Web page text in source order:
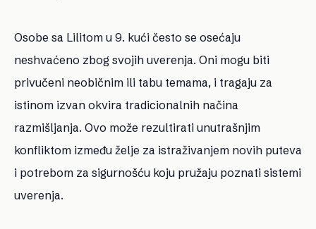
Osobe sa Lilitom u 9. kući često se osećaju
neshvaćeno zbog svojih uverenja. Oni mogu biti
privučeni neobičnim ili tabu temama, i tragaju za
istinom izvan okvira tradicionalnih načina
razmišljanja. Ovo može rezultirati unutrašnjim
konfliktom između želje za istraživanjem novih puteva
i potrebom za sigurnošću koju pružaju poznati sistemi
uverenja.